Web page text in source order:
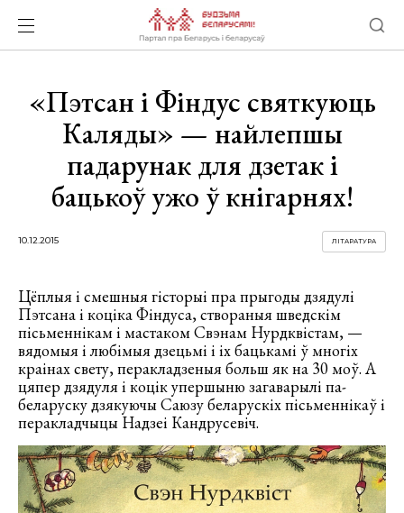
«Пэтсан і Фіндус святкуюць
Каляды» — найлепшы
падарунак для дзетак і
бацькоў ужо ў кнігарнях!
10.12.2015 ЛІТАРАТУРА
Цёплыя і смешныя гісторыі пра прыгоды дзядулі
Пэтсана і коціка Фіндуса, створаныя шведскім
пісьменнікам і мастаком Свэнам Нурдквістам, —
вядомыя і любімыя дзецьмі і іх бацькамі ў многіх
краінах свету, перакладзеныя больш як на 30 моў. А
цяпер дзядуля і коцік упершыню загаварылі па-
беларуску дзякуючы Саюзу беларускіх пісьменнікаў і
перакладчыцы Надзеі Кандрусевіч.